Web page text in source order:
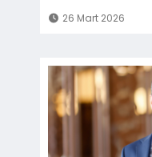
26 Mart 2026